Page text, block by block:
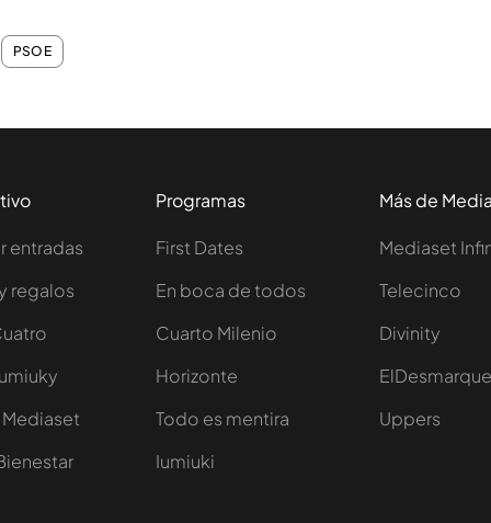
PSOE
entradas
regalos
Programas
First Dates
En boca de todos
Cuarto Milenio
Horizonte
Todo es mentira
Iumiuki
Más de
Mediaset
Telecinco
Divinity
Uppers